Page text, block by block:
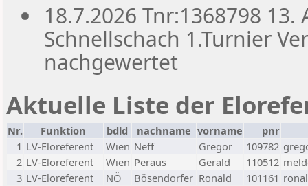
18.7.2026 Tnr:1368798
Schnellschach 1.Turnier
nachgewertet
Aktuelle Liste der
Nr. Funktion bdld nachname vorname
pnr
1 LV-Eloreferent Wien Neff Gregor 109782
2 LV-Eloreferent Wien Peraus Gerald 110512
3 LV-Eloreferent NÖ Bösendorfer Ronald 101161